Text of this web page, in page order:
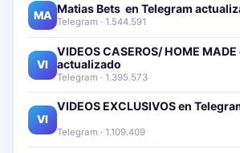
MA Matias Bets ‍ en Telegram
Telegram · 1.544.591
VI
VIDEOS CASEROS/ HOME
actualizado📱🔥
Telegram · 1.395.573
VI
VIDEOS EXCLUSIVOS en
Telegram · 1.109.409